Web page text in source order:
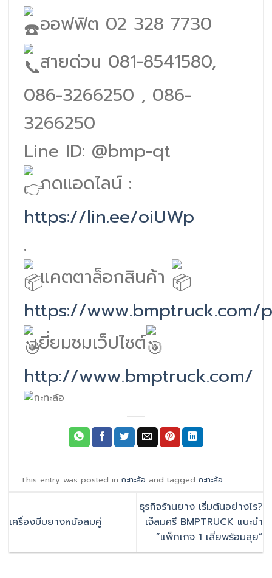
ออฟฟิต 02 328 7730
สายด่วน 081-8541580,
086-3266250 , 086-
3266250
Line ID: @bmp-qt
กดแอดไลน์ :
https://lin.ee/oiUWp
.
แคตตาล็อกสินค้า
https://www.bmptruck.com/
เยี่ยมชมเว็ปไซต์
http://www.bmptruck.com/
This entry was posted inกะทะล้อ and taggedกะทะล้อ.
เครื่องบีบยางหม้อลมคู่
ธุรกิจร้านยาง เริ่มต้นอย่างไร?
เจ๊สมศรี BMPTRUCK แนะนำ
“แพ็กเกจ 1 เสี่ยพร้อมลุย”